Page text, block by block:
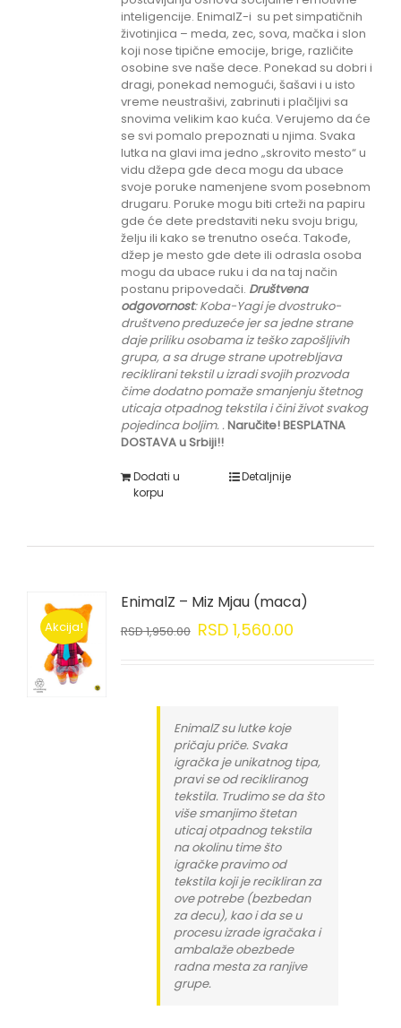
inteligencije. EnimalZ-i su pet simpatičnih
životinjica – meda, zec, sova, mačka i slon
koji nose tipične emocije, brige, različite
osobine sve naše dece. Ponekad su dobri i
dragi, ponekad nemogući, šašavi i u isto
vreme neustrašivi, zabrinuti i plačljivi sa
snovima velikim kao kuća. Verujemo da će
se svi pomalo prepoznati u njima. Svaka
lutka na glavi ima jedno „skrovito mesto“ u
vidu džepa gde deca mogu da ubace
svoje poruke namenjene svom posebnom
drugaru. Poruke mogu biti crteži na papiru
gde će dete predstaviti neku svoju brigu,
želju ili kako se trenutno oseća. Takođe,
džep je mesto gde dete ili odrasla osoba
mogu da ubace ruku i da na taj način
postanu pripovedači. Društvena
odgovornost: Koba-Yagi je dvostruko-
društveno preduzeće jer sa jedne strane
daje prilikuosobama iz teško zapošljivih
grupa, a sa druge strane upotrebljava
reciklirani tekstil u izradi svojih prozvoda
čime dodatno pomaže smanjenju štetnog
uticaja otpadnog tekstila i čini život svakog
pojedinca boljim..Naručite! BESPLATNA
DOSTAVA u Srbiji!!
Dodati u
korpu
Detaljnije
Akcija!
EnimalZ – Miz Mjau (maca)
RSD1,950.00 RSD1,560.00
EnimalZ su lutke koje
pričaju priče. Svaka
igračka je unikatnog tipa,
pravi se od recikliranog
tekstila. Trudimo se da što
više smanjimo štetan
uticaj otpadnog tekstila
na okolinu time što
igračke pravimo od
tekstila koji je recikliran za
ove potrebe (bezbedan
za decu), kao i da se u
procesu izrade igračaka i
ambalaže obezbede
radna mesta za ranjive
grupe.